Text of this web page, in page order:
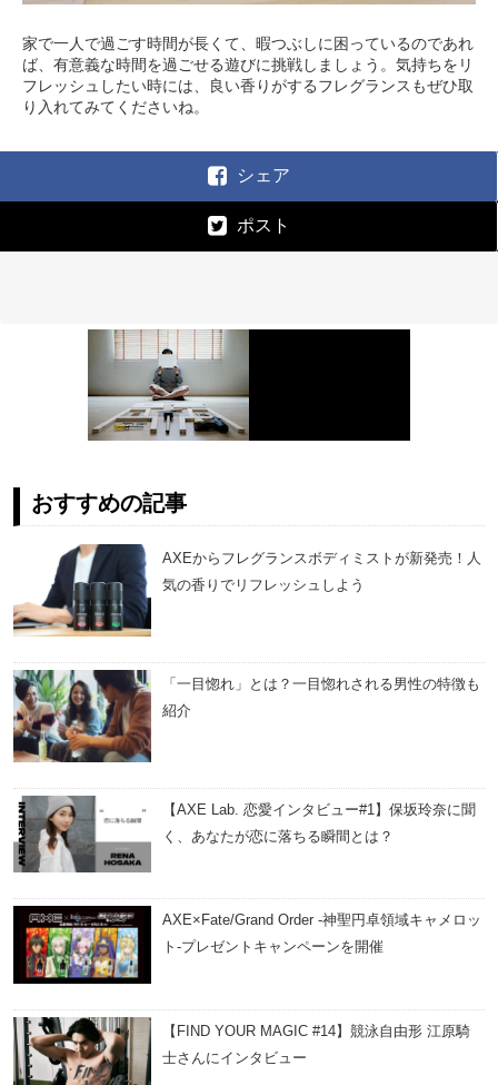
家で一人で過ごす時間が長くて、暇つぶしに困っているのであれ
ば、有意義な時間を過ごせる遊びに挑戦しましょう。気持ちをリ
フレッシュしたい時には、良い香りがするフレグランスもぜひ取
り入れてみてくださいね。
シェア
ポスト
おすすめの記事
AXEからフレグランスボディミストが新発売！人
気の香りでリフレッシュしよう
「一目惚れ」とは？一目惚れされる男性の特徴も
紹介
【AXE Lab. 恋愛インタビュー#1】保坂玲奈に聞
く、あなたが恋に落ちる瞬間とは？
AXE×Fate/Grand Order -神聖円卓領域キャメロッ
ト-プレゼントキャンペーンを開催
【FIND YOUR MAGIC #14】競泳自由形 江原騎
士さんにインタビュー